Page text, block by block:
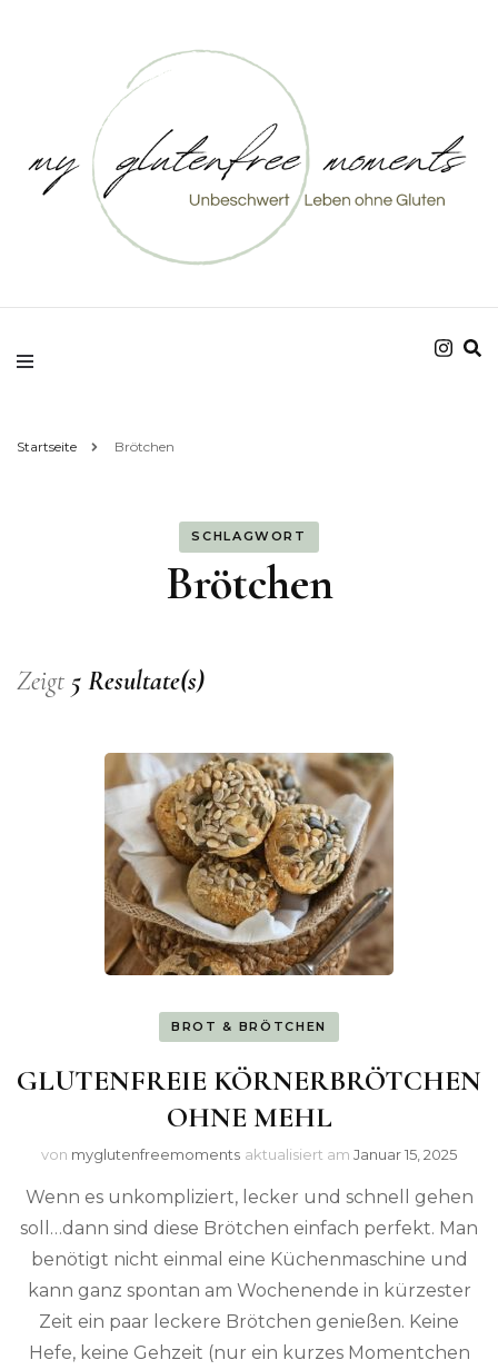
my glutenfree
Startseite Brötchen
SCHLAGWORT
Brötchen
Zeigt 5 Resultate(s)
BROT & BRÖTCHEN
GLUTENFREIE KÖRNERBRÖTCHEN
OHNE MEHL
von myglutenfreemoments aktualisiert am Januar 15, 2025
Wenn es unkompliziert, lecker und schnell gehen
soll…dann sind diese Brötchen einfach perfekt. Man
benötigt nicht einmal eine Küchenmaschine und
kann ganz spontan am Wochenende in kürzester
Zeit ein paar leckere Brötchen genießen. Keine
Hefe, keine Gehzeit (nur ein kurzes Momentchen